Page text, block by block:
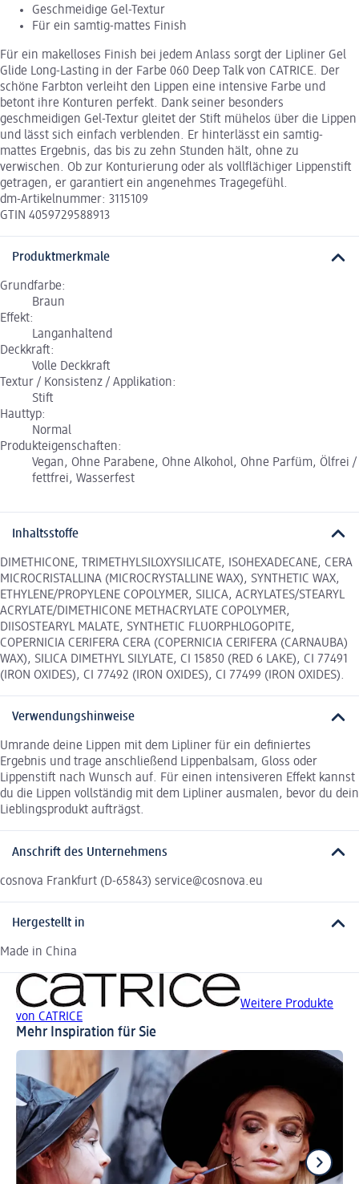
Geschmeidige Gel-Textur
Für ein samtig-mattes Finish
Für ein makelloses Finish bei jedem Anlass sorgt der Lipliner Gel
Glide Long-Lasting in der Farbe 060 Deep Talk von CATRICE. Der
schöne Farbton verleiht den Lippen eine intensive Farbe und
betont ihre Konturen perfekt. Dank seiner besonders
geschmeidigen Gel-Textur gleitet der Stift mühelos über die Lippen
und lässt sich einfach verblenden. Er hinterlässt ein samtig-
mattes Ergebnis, das bis zu zehn Stunden hält, ohne zu
verwischen. Ob zur Konturierung oder als vollflächiger Lippenstift
getragen, er garantiert ein angenehmes Tragegefühl.
dm-Artikelnummer: 3115109
GTIN 4059729588913
Produktmerkmale
Grundfarbe:
Braun
Effekt:
Langanhaltend
Deckkraft:
Volle Deckkraft
Textur / Konsistenz / Applikation:
Stift
Hauttyp:
Normal
Produkteigenschaften:
Vegan, Ohne Parabene, Ohne Alkohol, Ohne Parfüm, Ölfrei /
fettfrei, Wasserfest
Inhaltsstoffe
DIMETHICONE, TRIMETHYLSILOXYSILICATE, ISOHEXADECANE, CERA
MICROCRISTALLINA (MICROCRYSTALLINE WAX), SYNTHETIC WAX,
ETHYLENE/PROPYLENE COPOLYMER, SILICA, ACRYLATES/STEARYL
ACRYLATE/DIMETHICONE METHACRYLATE COPOLYMER,
DIISOSTEARYL MALATE, SYNTHETIC FLUORPHLOGOPITE,
COPERNICIA CERIFERA CERA (COPERNICIA CERIFERA (CARNAUBA)
WAX), SILICA DIMETHYL SILYLATE, CI 15850 (RED 6 LAKE), CI 77491
(IRON OXIDES), CI 77492 (IRON OXIDES), CI 77499 (IRON OXIDES).
Verwendungshinweise
Umrande deine Lippen mit dem Lipliner für ein definiertes
Ergebnis und trage anschließend Lippenbalsam, Gloss oder
Lippenstift nach Wunsch auf. Für einen intensiveren Effekt kannst
du die Lippen vollständig mit dem Lipliner ausmalen, bevor du dein
Lieblingsprodukt aufträgst.
Anschrift des Unternehmens
cosnova Frankfurt (D-65843) service@cosnova.eu
Hergestellt in
Made in China
Weitere Produkte
von CATRICE
Mehr Inspiration für Sie